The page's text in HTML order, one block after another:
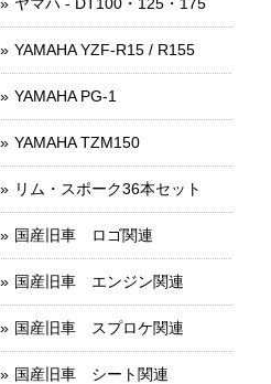
YAMAHA YZF-R15 / R155
YAMAHA PG-1
YAMAHA TZM150
リム・スポーク36本セット
国産旧車 ロゴ関連
国産旧車 エンジン関連
国産旧車 スプロケ関連
国産旧車 シート関連